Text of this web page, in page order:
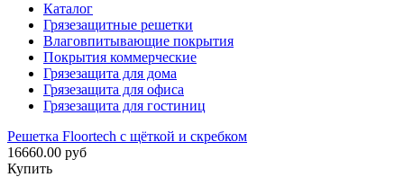
Каталог
Грязезащитные решетки
Влаговпитывающие покрытия
Покрытия коммерческие
Грязезащита для дома
Грязезащита для офиса
Грязезащита для гостиниц
Решетка Floortech с щёткой и скребком
16660.00 руб
Купить